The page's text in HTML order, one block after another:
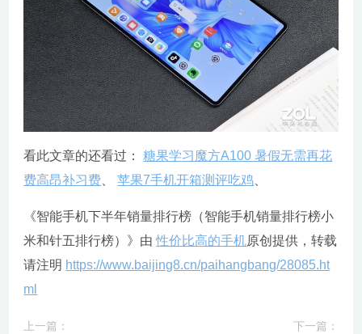
看此文章的还看过：糖果学习魔方A100 暑假无需再花
费高昂补习费 、苹果7手机开箱测评吃鸡
《智能手机下半年销量排行榜（智能手机销量排行榜小
米和针五排行榜）》由性价比高的手机原创提供，转载
请注明 https://www.baijing8.cn/paihangbang/28085.ht
ml
上一篇：
下一篇：